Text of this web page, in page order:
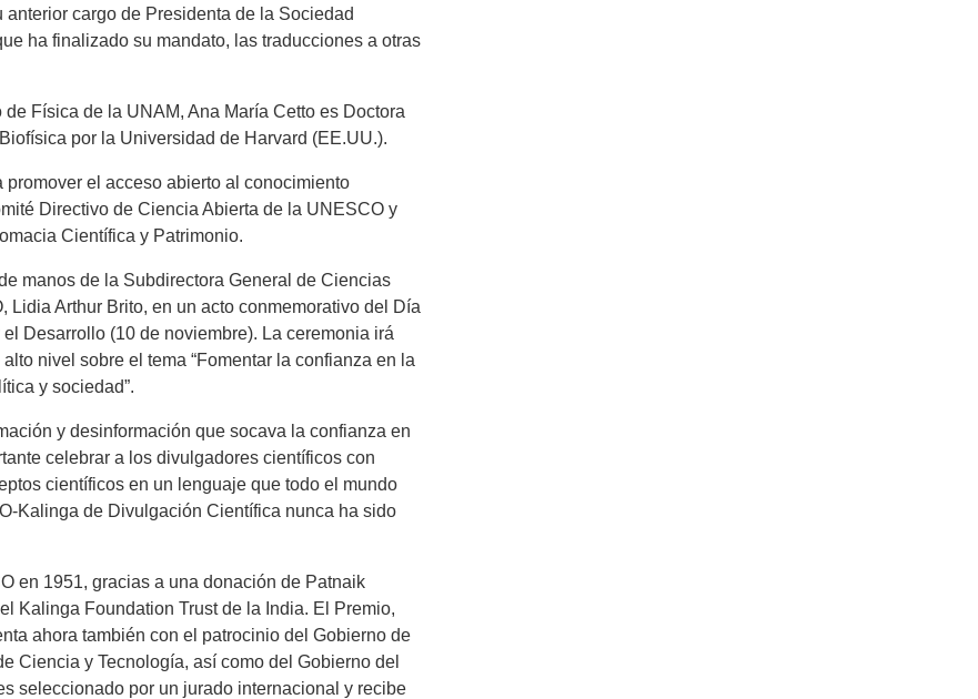
cargo de Presidenta de la Sociedad
ha finalizado su mandato, las traducciones a otras
Física de la UNAM, Ana María Cetto es Doctora
por la Universidad de Harvard (EE.UU.).
el acceso abierto al conocimiento
Directivo de Ciencia Abierta de la UNESCO y
Científica y Patrimonio.
manos de la Subdirectora General de Ciencias
Lidia Arthur Brito, en un acto conmemorativo del Día
Desarrollo (10 de noviembre). La ceremonia irá
nivel sobre el tema “Fomentar la confianza en la
y sociedad”.
y desinformación que socava la confianza en
celebrar a los divulgadores científicos con
científicos en un lenguaje que todo el mundo
Kalinga de Divulgación Científica nunca ha sido
en 1951, gracias a una donación de Patnaik
Kalinga Foundation Trust de la India. El Premio,
ahora también con el patrocinio del Gobierno de
Ciencia y Tecnología, así como del Gobierno del
seleccionado por un jurado internacional y recibe